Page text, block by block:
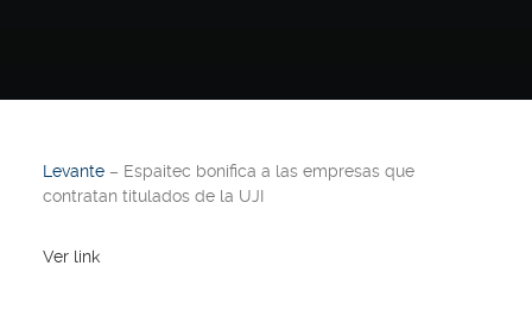
Levante – Espaitec bonifica a las empresas que
contratan titulados de la UJI
Ver link